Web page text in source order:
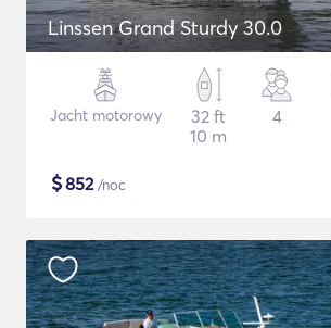
Linssen Grand Sturdy 30.0
Jacht motorowy
32 ft
10 m
4
$852/noc